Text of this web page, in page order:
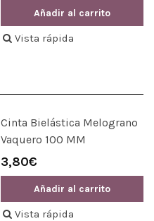
Añadir al carrito
Vista rápida
Cinta Bielástica Melograno
Vaquero 100 MM
3,80€
Añadir al carrito
Vista rápida